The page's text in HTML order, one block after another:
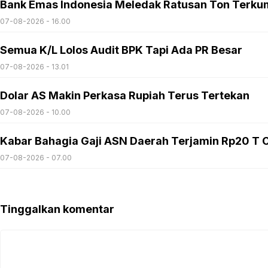
Bank Emas Indonesia Meledak Ratusan Ton
07-08-2026 - 16.00
Semua K/L Lolos Audit BPK Tapi Ada PR Besar
07-08-2026 - 13.01
Dolar AS Makin Perkasa Rupiah Terus Tertekan
07-08-2026 - 10.00
Kabar Bahagia Gaji ASN Daerah Terjamin Rp20 T
07-08-2026 - 07.00
Tinggalkan komentar